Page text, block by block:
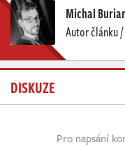
Michal
Autor článku
DISKUZE
Pro napsání